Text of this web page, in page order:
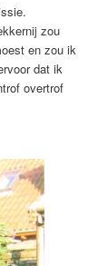
zou
en zou ik
dat ik
overtrof